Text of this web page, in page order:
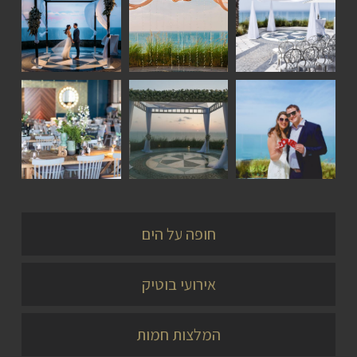
כתבות
אירועים
אירועים
סיפורי
זוגות
סיפורי
זוגות
כתבות
אירועים
כתבות
אירועים
חופה על הים
אירועי בוטיק
המלצות חמות